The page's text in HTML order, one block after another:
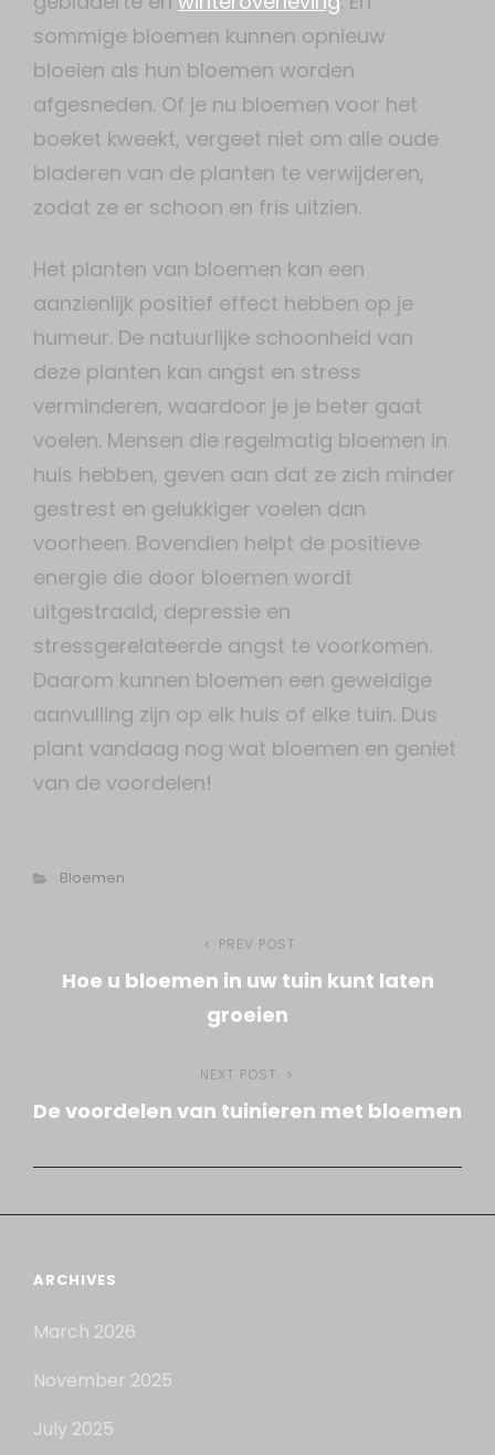
sommige bloemen kunnen opnieuw
bloeien als hun bloemen worden
afgesneden. Of je nu bloemen voor het
boeket kweekt, vergeet niet om alle oude
bladeren van de planten te verwijderen,
zodat ze er schoon en fris uitzien.
Het planten van bloemen kan een
aanzienlijk positief effect hebben op je
humeur. De natuurlijke schoonheid van
deze planten kan angst en stress
verminderen, waardoor je je beter gaat
voelen. Mensen die regelmatig bloemen in
huis hebben, geven aan dat ze zich minder
gestrest en gelukkiger voelen dan
voorheen. Bovendien helpt de positieve
energie die door bloemen wordt
uitgestraald, depressie en
stressgerelateerde angst te voorkomen.
Daarom kunnen bloemen een geweldige
aanvulling zijn op elk huis of elke tuin. Dus
plant vandaag nog wat bloemen en geniet
van de voordelen!
Categories
Bloemen
navigation
Previous
Post
PREV POST
Hoe u bloemen in uw tuin kunt laten
groeien
Next
Post
NEXT POST
De voordelen van tuinieren met bloemen
ARCHIVES
March 2026
November 2025
July 2025